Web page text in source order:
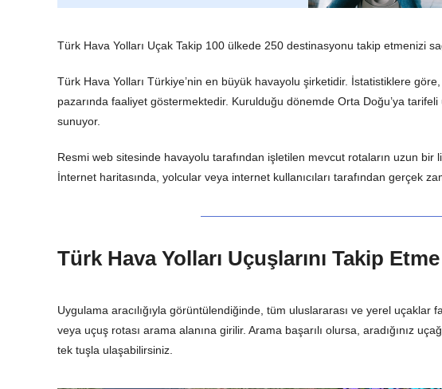
Türk Hava Yolları Uçak Takip 100 ülkede 250 destinasyonu takip etmenizi
Türk Hava Yolları Türkiye’nin en büyük havayolu şirketidir. İstatistiklere
pazarında faaliyet göstermektedir. Kurulduğu dönemde Orta Doğu’ya
sunuyor.
Resmi web sitesinde havayolu tarafından işletilen mevcut rotaların uzun
İnternet haritasında, yolcular veya internet kullanıcıları tarafından gerçek
Türk Hava Yolları Uçuşlarını Takip Etme
Uygulama aracılığıyla görüntülendiğinde, tüm uluslararası ve yerel
veya uçuş rotası arama alanına girilir. Arama başarılı olursa, aradığınız
tek tuşla ulaşabilirsiniz.